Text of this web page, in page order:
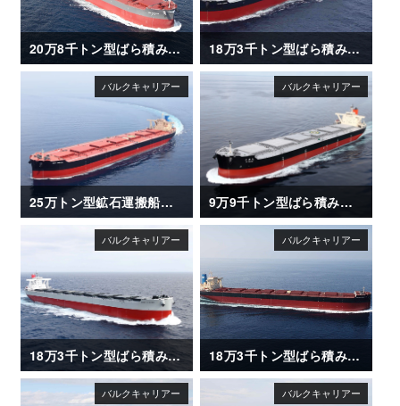
20万8千トン型ばら積み運搬船「CSK ZEPHYR」 18万3千トン型ばら積み運搬船「CAPE OASIS」
25万トン型鉱石運搬船「NSU XANADU」 9万9千トン型ばら積み運搬船「OI MARU (大井丸)」
18万3千トン型ばら積み運搬船「CAPE CLOVER」 18万3千トン型ばら積み運搬船「UNITED ETERNITY」